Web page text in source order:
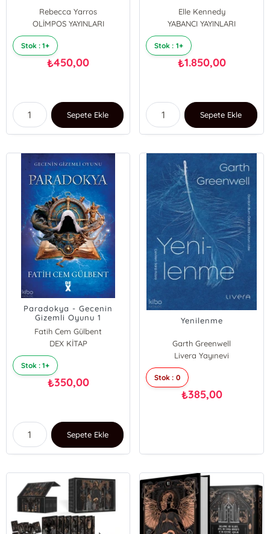
Rebecca Yarros
OLİMPOS YAYINLARI
Stok : 1+
₺450,00
Sepete Ekle
Elle Kennedy
YABANCI YAYINLARI
Stok : 1+
₺1.850,00
Sepete Ekle
Paradokya - Gecenin
Gizemli Oyunu 1
Fatih Cem Gülbent
DEX KİTAP
Stok : 1+
₺350,00
Sepete Ekle
Yenilenme
Garth Greenwell
Livera Yayınevi
Stok : 0
₺385,00